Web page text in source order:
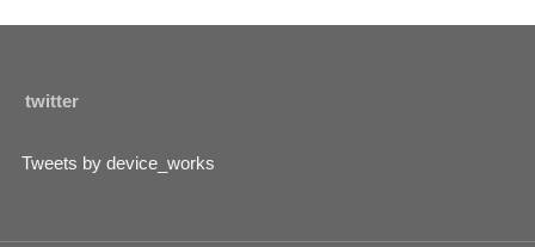
twitter
Tweets by device_works